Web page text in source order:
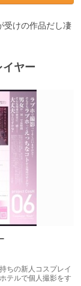
受けの作品だし凄
ヤー
ちの新人コスプレイ
テルで個人撮影をす